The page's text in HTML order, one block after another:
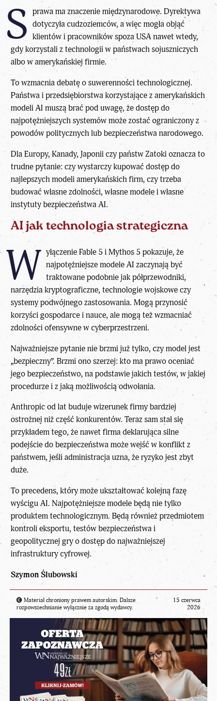
S prawa ma znaczenie międzynarodowe. Dyrektywa
dotyczyła cudzoziemców, a więc mogła objąć
klientów i pracowników spoza USA nawet wtedy,
gdy korzystali z technologii w państwach sojuszniczych
albo w amerykańskiej firmie.
To wzmacnia debatę o suwerenności technologicznej.
Państwa i przedsiębiorstwa korzystające z amerykańskich
modeli AI muszą brać pod uwagę, że dostęp do
najpotężniejszych systemów może zostać ograniczony z
powodów politycznych lub bezpieczeństwa narodowego.
Dla Europy, Kanady, Japonii czy państw Zatoki oznacza to
trudne pytanie: czy wystarczy kupować dostęp do
najlepszych modeli amerykańskich firm, czy trzeba
budować własne zdolności, własne modele i własne
instytuty bezpieczeństwa AI.
AI jak technologia strategiczna
W yłączenie Fable 5 i Mythos 5 pokazuje, że
najpotężniejsze modele AI zaczynają być
traktowane podobnie jak półprzewodniki,
narzędzia kryptograficzne, technologie wojskowe czy
systemy podwójnego zastosowania. Mogą przynosić
korzyści gospodarce i nauce, ale mogą też wzmacniać
zdolności ofensywne w cyberprzestrzeni.
Najważniejsze pytanie nie brzmi już tylko, czy model jest
„bezpieczny”. Brzmi ono szerzej: kto ma prawo oceniać
jego bezpieczeństwo, na podstawie jakich testów, w jakiej
procedurze i z jaką możliwością odwołania.
Anthropic od lat buduje wizerunek firmy bardziej
ostrożnej niż część konkurentów. Teraz sam stał się
przykładem tego, że nawet firma deklarująca silne
podejście do bezpieczeństwa może wejść w konflikt z
państwem, jeśli administracja uzna, że ryzyko jest zbyt
duże.
To precedens, który może ukształtować kolejną fazę
wyścigu AI. Najpotężniejsze modele będą nie tylko
produktem technologicznym. Będą również przedmiotem
kontroli eksportu, testów bezpieczeństwa i
geopolitycznej gry o dostęp do najważniejszej
infrastruktury cyfrowej.
Szymon Ślubowski
Materiał chroniony prawem autorskim. Dalsze
rozpowszechnianie wyłącznie za zgodą wydawcy.
15 czerwca
2026